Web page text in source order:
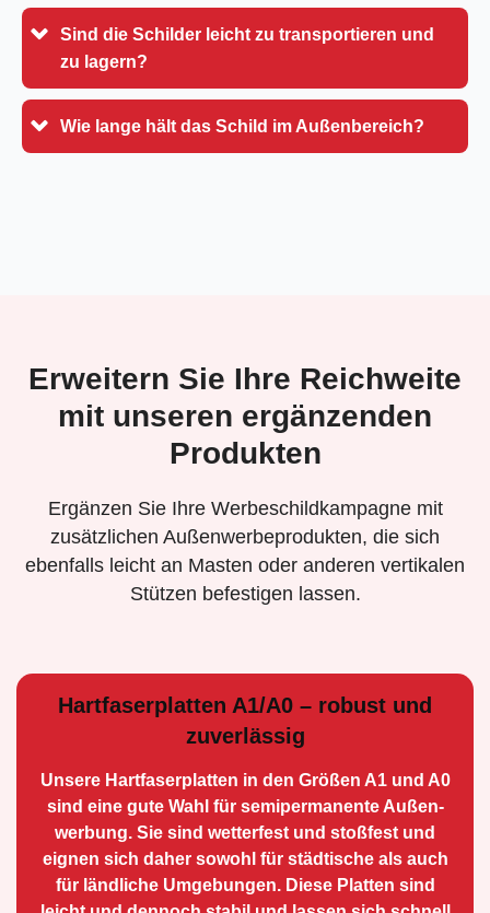
Sind die Schilder leicht zu transportieren und
zu lagern?
Wie lange hält das Schild im Außenbereich?
Erweitern Sie Ihre Reichweite
mit unseren ergänzenden
Produkten
Ergänzen Sie Ihre Werbeschildkampagne mit
zusätzlichen Außenwerbeprodukten, die sich
ebenfalls leicht an Masten oder anderen vertikalen
Stützen befestigen lassen.
Hartfaserplatten A1/A0 – robust und
zuverlässig
Unsere Hartfaserplatten in den Größen A1 und A0
sind eine gute Wahl für semiperma­nente Außen­
werbung. Sie sind wetterfest und stoßfest und
eignen sich daher sowohl für städtische als auch
für ländliche Umge­bungen. Diese Platten sind